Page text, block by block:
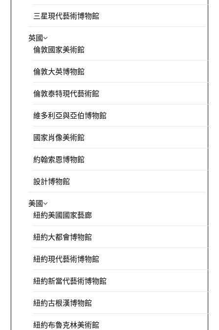
三星現代藝術博物館
英國
倫敦國家美術館
倫敦大英博物館
倫敦泰特現代藝術館
維多利亞與亞伯博物館
國家肖像美術館
約翰索恩博物館
設計博物館
美國
紐約美國國家藝廊
紐約大都會博物館
紐約現代藝術博物館
紐約新當代藝術博物館
紐約古根漢博物館
紐約布魯克林美術館